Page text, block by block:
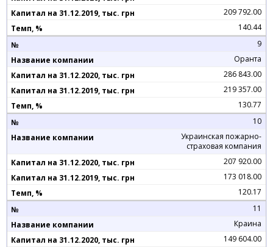
209 792.00
140.44
9
Оранта
286 843.00
219 357.00
130.77
10
Украинская пожарно-
страховая компания
207 920.00
173 018.00
120.17
11
Краина
149 604.00